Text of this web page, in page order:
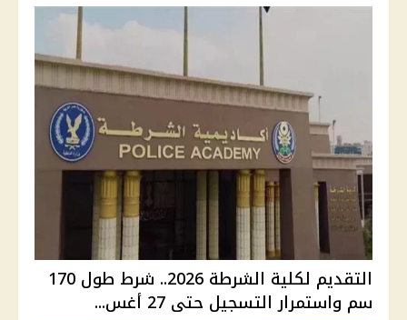
التقديم لكلية الشرطة 2026.. شرط طول 170
سم واستمرار التسجيل حتى 27 أغس...